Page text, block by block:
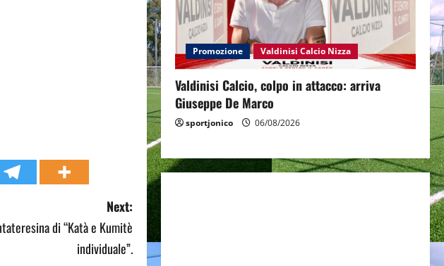
Next:
di “Katà e Kumitè
individuale”.
Promozione Valdinisi Calcio Nizza
Valdinisi Calcio, colpo in attacco: arriva
Giuseppe De Marco
sportjonico 06/08/2026